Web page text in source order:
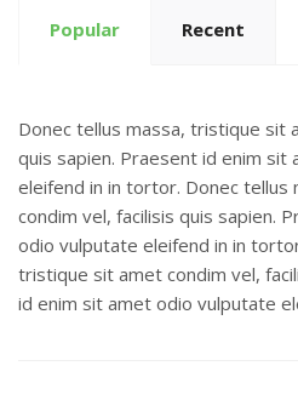
Popular Recent
Donec tellus massa, tristique sit
quis sapien. Praesent id enim sit
eleifend in in tortor. Donec
condim vel, facilisis quis sapien.
odio vulputate eleifend in in
tristique sit amet condim vel,
id enim sit amet odio vulputate